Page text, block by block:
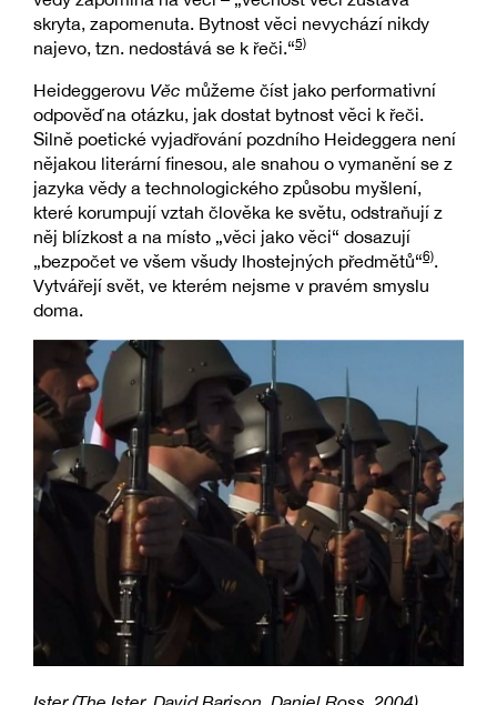
skryta, zapomenuta. Bytnost věci nevychází nikdy
najevo, tzn. nedostává se k řeči.“5)
Heideggerovu Věc můžeme číst jako performativní
odpověď na otázku, jak dostat bytnost věci k řeči.
Silně poetické vyjadřování pozdního Heideggera není
nějakou literární finesou, ale snahou o vymanění se z
jazyka vědy a technologického způsobu myšlení,
které korumpují vztah člověka ke světu, odstraňují z
něj blízkost a na místo „věci jako věci“ dosazují
„bezpočet ve všem všudy lhostejných předmětů“6).
Vytvářejí svět, ve kterém nejsme v pravém smyslu
doma.